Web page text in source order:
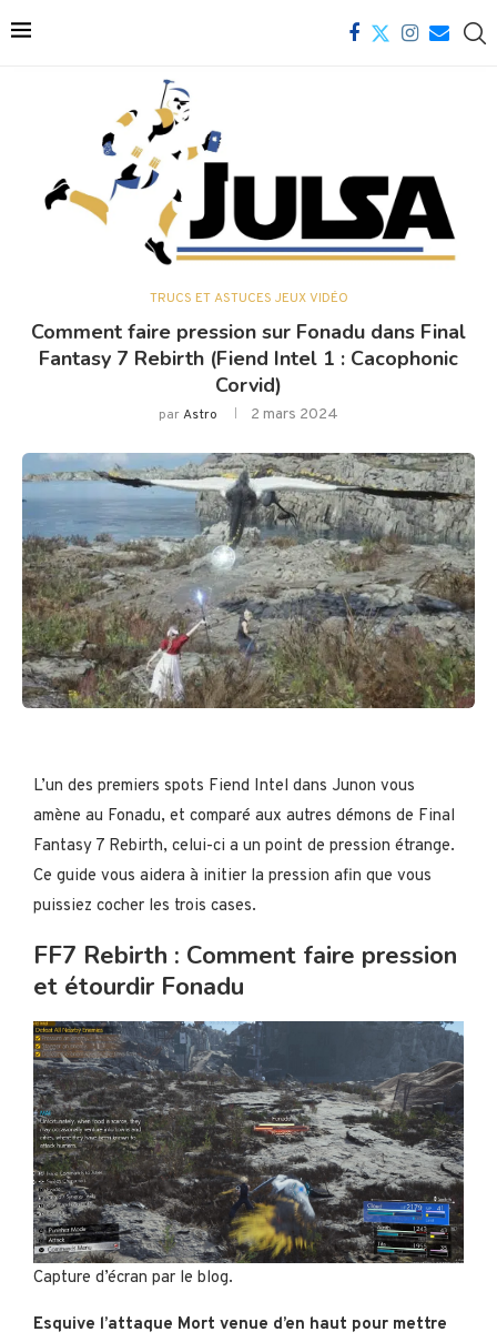
TRUCS ET ASTUCES JEUX VIDÉO
Comment faire pression sur Fonadu dans Final
Fantasy 7 Rebirth (Fiend Intel 1 : Cacophonic
Corvid)
parAstro 2 mars 2024
L’un des premiers spots Fiend Intel dans Junon vous
amène au Fonadu, et comparé aux autres démons de Final
Fantasy 7 Rebirth, celui-ci a un point de pression étrange.
Ce guide vous aidera à initier la pression afin que vous
puissiez cocher les trois cases.
FF7 Rebirth : Comment faire pression
et étourdir Fonadu
Capture d’écran par le blog.
Esquive l’attaque Mort venue d’en haut pour mettre